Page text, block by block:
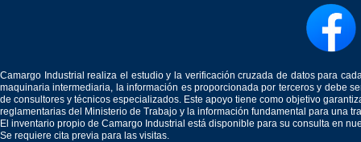
Camargo Industrial realiza el estudio y la verificación cruzada de datos para
maquinaria intermediaria, la información es proporcionada por terceros y debe
de consultores y técnicos especializados. Este apoyo tiene como objetivo
reglamentarias del Ministerio de Trabajo y la información fundamental para una
El inventario propio de Camargo Industrial está disponible para su consulta en
Se requiere cita previa para las visitas.